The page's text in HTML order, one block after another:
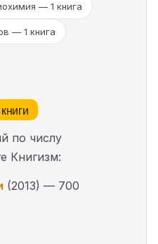
— 1 книга
— 1 книга
по числу
Книгизм:
(2013) — 700